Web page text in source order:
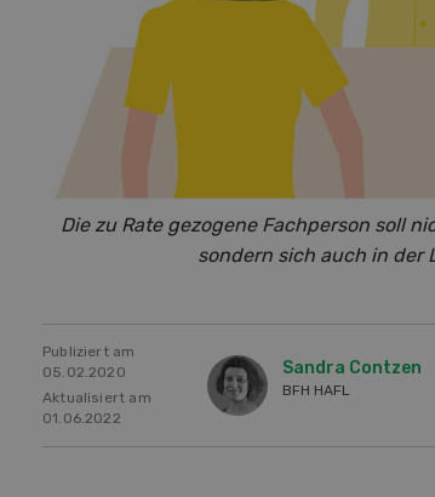
Die zu Rate gezogene Fachperson soll
sondern sich auch in der
Publiziert am
05.02.2020
Aktualisiert am
01.06.2022
Sandra Contzen
BFH HAFL